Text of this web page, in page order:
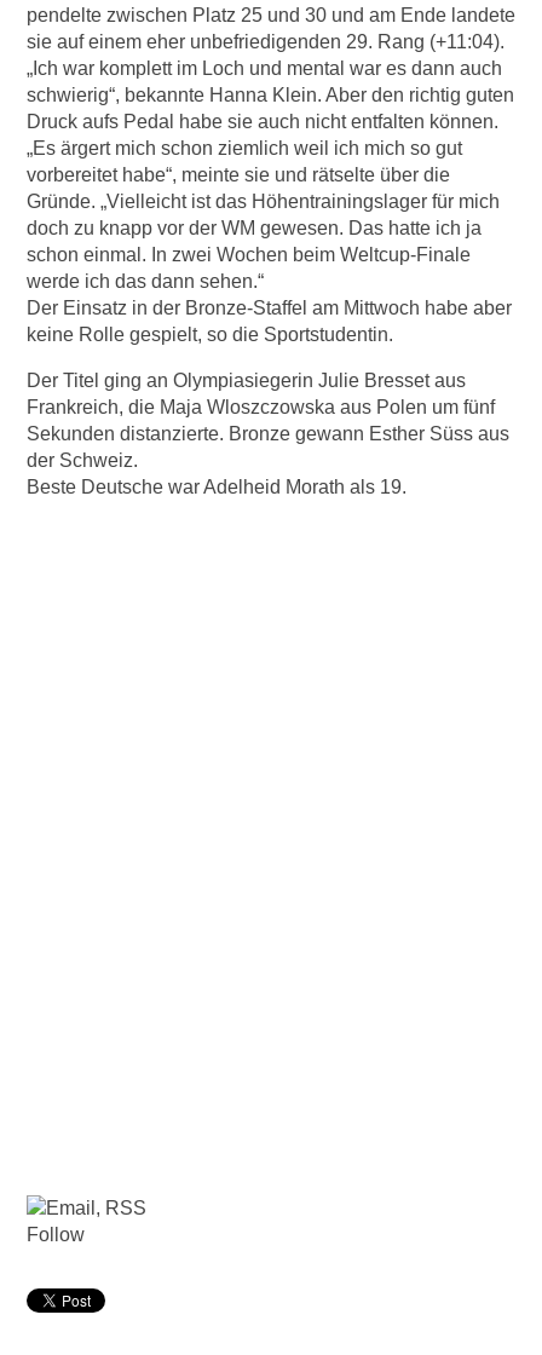
pendelte zwischen Platz 25 und 30 und am Ende landete
sie auf einem eher unbefriedigenden 29. Rang (+11:04).
„Ich war komplett im Loch und mental war es dann auch
schwierig“, bekannte Hanna Klein. Aber den richtig guten
Druck aufs Pedal habe sie auch nicht entfalten können.
„Es ärgert mich schon ziemlich weil ich mich so gut
vorbereitet habe“, meinte sie und rätselte über die
Gründe. „Vielleicht ist das Höhentrainingslager für mich
doch zu knapp vor der WM gewesen. Das hatte ich ja
schon einmal. In zwei Wochen beim Weltcup-Finale
werde ich das dann sehen.“
Der Einsatz in der Bronze-Staffel am Mittwoch habe aber
keine Rolle gespielt, so die Sportstudentin.
Der Titel ging an Olympiasiegerin Julie Bresset aus
Frankreich, die Maja Wloszczowska aus Polen um fünf
Sekunden distanzierte. Bronze gewann Esther Süss aus
der Schweiz.
Beste Deutsche war Adelheid Morath als 19.
Follow